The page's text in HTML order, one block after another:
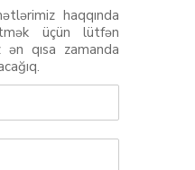
haqqında
üçün lütfən
ən qısa zamanda